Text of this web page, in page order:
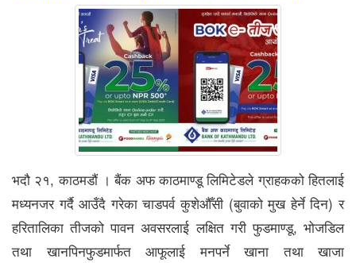
भदौ २१, काठमडौं । बैंक अफ काठमाण्डू लिमिटेडले ग्राहकको हितलाई
मध्यनजर गर्दै आउँदै गरेका चाडपर्व कुशेऔँसी (बुवाको मुख हेर्ने दिन) र
हरितालिका तीजको पावन अवसरलाई लक्षित गरी फुडमाण्डू, भोजडिल
तथा खानपिनफुडमार्फत आफूलाई मनपर्ने खाना तथा खाजा